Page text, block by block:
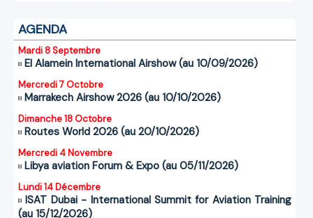
AGENDA
Mardi 8 Septembre
El Alamein International Airshow (au 10/09/2026)
Mercredi 7 Octobre
Marrakech Airshow 2026 (au 10/10/2026)
Dimanche 18 Octobre
Routes World 2026 (au 20/10/2026)
Mercredi 4 Novembre
Libya aviation Forum & Expo (au 05/11/2026)
Lundi 14 Décembre
ISAT Dubai - International Summit for Aviation Training
(au 15/12/2026)